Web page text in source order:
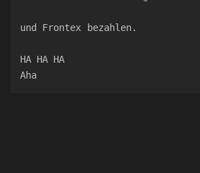
und Frontex bezahlen.
HA HA HA
Aha